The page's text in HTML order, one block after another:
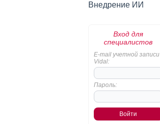
Внедрение ИИ
Вход для
специалистов
E-mail учетной записи
Vidal:
Пароль: